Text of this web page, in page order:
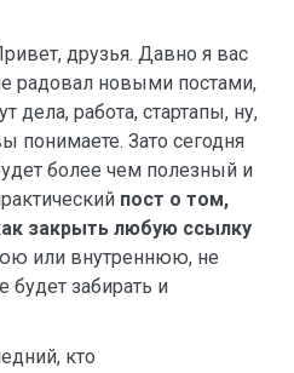
друзья. Давно я вас
радовал новыми постами,
дела, работа, стартапы, ну,
понимаете. Зато сегодня
более чем полезный и
пост о том,
закрыть любую ссылку
или внутреннюю, не
будет забирать и
кто